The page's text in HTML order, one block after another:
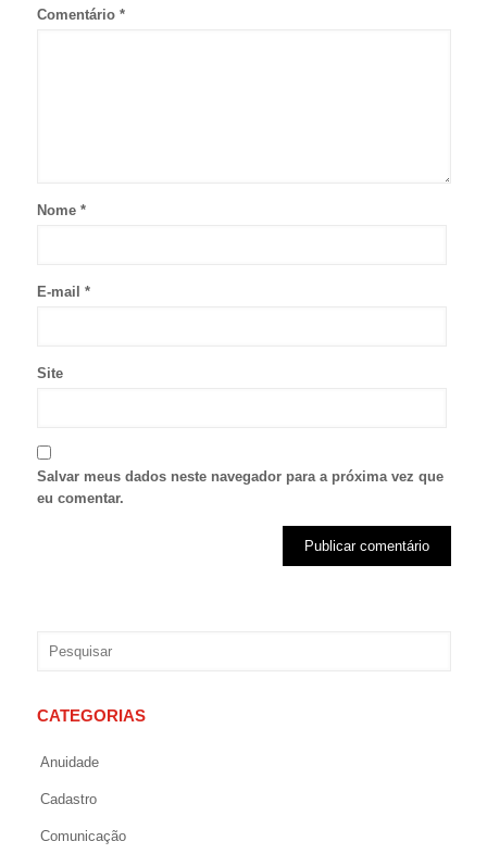
Comentário *
Nome *
E-mail *
Site
Salvar meus dados neste navegador para a próxima vez que
eu comentar.
CATEGORIAS
Anuidade
Cadastro
Comunicação